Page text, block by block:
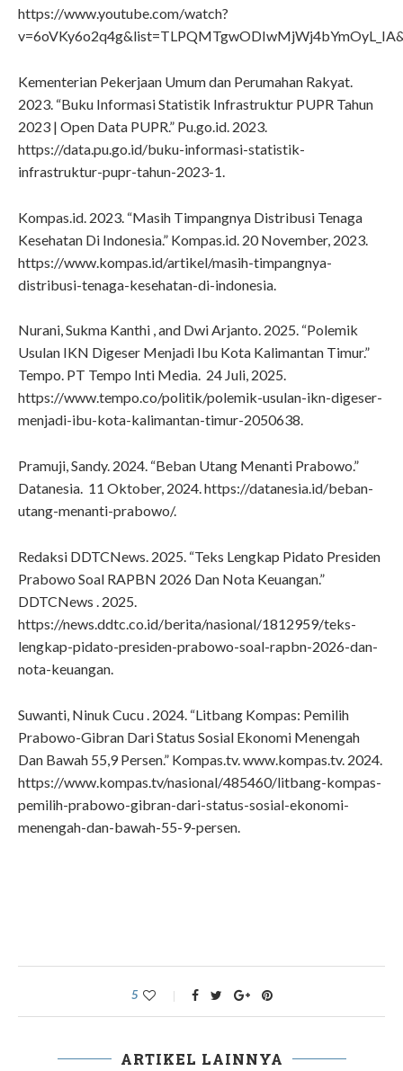
https://www.youtube.com/watch?
Kementerian Pekerjaan Umum dan Perumahan Rakyat.
2023. “Buku Informasi Statistik Infrastruktur PUPR Tahun
2023 | Open Data PUPR.” Pu.go.id. 2023.
https://data.pu.go.id/buku-informasi-statistik-
infrastruktur-pupr-tahun-2023-1.
Kompas.id. 2023. “Masih Timpangnya Distribusi Tenaga
Kesehatan Di Indonesia.” Kompas.id. 20 November, 2023.
https://www.kompas.id/artikel/masih-timpangnya-
distribusi-tenaga-kesehatan-di-indonesia.
Nurani, Sukma Kanthi , and Dwi Arjanto. 2025. “Polemik
Usulan IKN Digeser Menjadi Ibu Kota Kalimantan Timur.”
Tempo. PT Tempo Inti Media. 24 Juli, 2025.
https://www.tempo.co/politik/polemik-usulan-ikn-digeser-
menjadi-ibu-kota-kalimantan-timur-2050638.
Pramuji, Sandy. 2024. “Beban Utang Menanti Prabowo.”
Datanesia. 11 Oktober, 2024. https://datanesia.id/beban-
utang-menanti-prabowo/.
Redaksi DDTCNews. 2025. “Teks Lengkap Pidato Presiden
Prabowo Soal RAPBN 2026 Dan Nota Keuangan.”
DDTCNews . 2025.
https://news.ddtc.co.id/berita/nasional/1812959/teks-
lengkap-pidato-presiden-prabowo-soal-rapbn-2026-dan-
nota-keuangan.
Suwanti, Ninuk Cucu . 2024. “Litbang Kompas: Pemilih
Prabowo-Gibran Dari Status Sosial Ekonomi Menengah
Dan Bawah 55,9 Persen.” Kompas.tv. www.kompas.tv. 2024.
https://www.kompas.tv/nasional/485460/litbang-kompas-
pemilih-prabowo-gibran-dari-status-sosial-ekonomi-
menengah-dan-bawah-55-9-persen.
5
ARTIKEL LAINNYA